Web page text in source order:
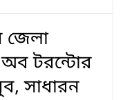
জেলা
টরন্টোর
সাধারন